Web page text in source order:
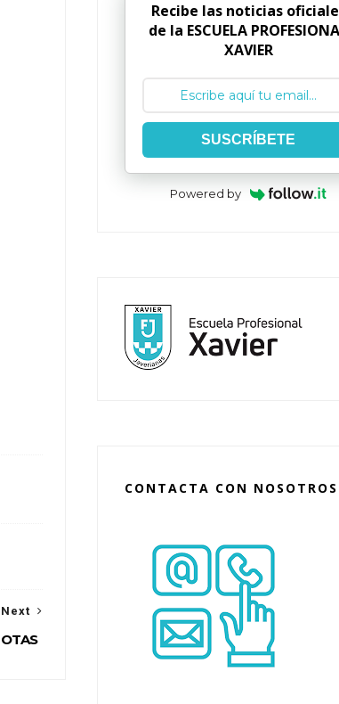
Next
Recibe las noticias
de la ESCUELA
XAVIER
SUSCRÍBETE
Powered by
CONTACTA CON NOSOTROS